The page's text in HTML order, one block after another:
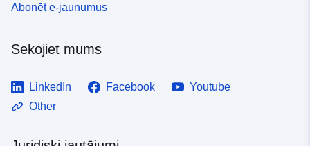
Abonēt e-jaunumus
Sekojiet mums
LinkedIn Facebook
Youtube
Other